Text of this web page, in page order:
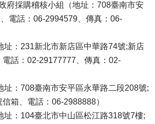
府採購稽核小組（地址：708臺南市安
電話：06-2994579、傳真：06-
址：231新北市新店區中華路74號;新店
話：02-29177777、傳真：02-
址：708臺南市安平區永華路二段208號;
箱、電話：06-2988888）
址：104臺北市中山區松江路318號7樓;